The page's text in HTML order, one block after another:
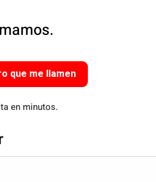
que me llamen
en minutos.